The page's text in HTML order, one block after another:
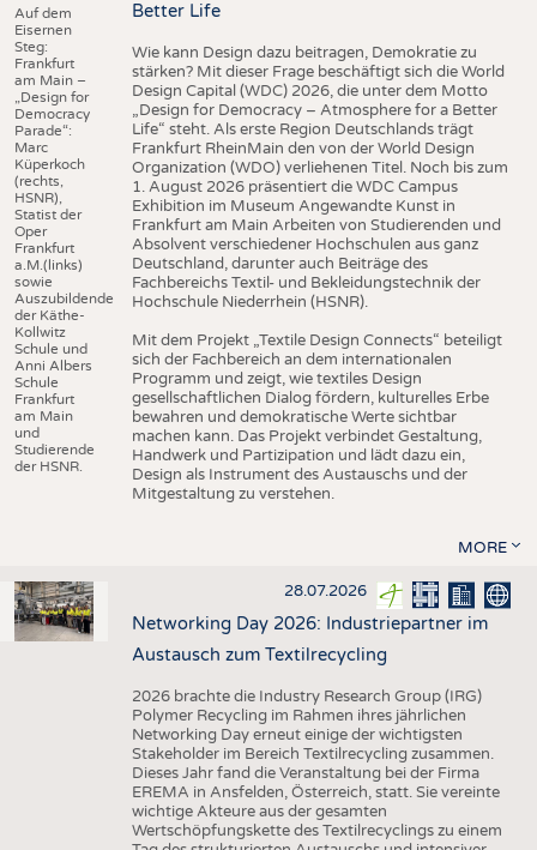
Auf dem
Eisernen
Steg:
Frankfurt
am Main –
„Design for
Democracy
Parade“:
Marc
Küperkoch
(rechts,
HSNR),
Statist der
Oper
Frankfurt
a.M.(links)
sowie
Auszubildende
der Käthe-
Kollwitz
Schule und
Anni Albers
Schule
Frankfurt
am Main
und
Studierende
der HSNR.
Better Life
Wie kann Design dazu beitragen, Demokratie zu
stärken? Mit dieser Frage beschäftigt sich die World
Design Capital (WDC) 2026, die unter dem Motto
„Design for Democracy – Atmosphere for a Better
Life“ steht. Als erste Region Deutschlands trägt
Frankfurt RheinMain den von der World Design
Organization (WDO) verliehenen Titel. Noch bis zum
1. August 2026 präsentiert die WDC Campus
Exhibition im Museum Angewandte Kunst in
Frankfurt am Main Arbeiten von Studierenden und
Absolvent verschiedener Hochschulen aus ganz
Deutschland, darunter auch Beiträge des
Fachbereichs Textil- und Bekleidungstechnik der
Hochschule Niederrhein (HSNR).
Mit dem Projekt „Textile Design Connects“ beteiligt
sich der Fachbereich an dem internationalen
Programm und zeigt, wie textiles Design
gesellschaftlichen Dialog fördern, kulturelles Erbe
bewahren und demokratische Werte sichtbar
machen kann. Das Projekt verbindet Gestaltung,
Handwerk und Partizipation und lädt dazu ein,
Design als Instrument des Austauschs und der
Mitgestaltung zu verstehen.
MORE
28.07.2026
Networking Day 2026: Industriepartner im
Austausch zum Textilrecycling
2026 brachte die Industry Research Group (IRG)
Polymer Recycling im Rahmen ihres jährlichen
Networking Day erneut einige der wichtigsten
Stakeholder im Bereich Textilrecycling zusammen.
Dieses Jahr fand die Veranstaltung bei der Firma
EREMA in Ansfelden, Österreich, statt. Sie vereinte
wichtige Akteure aus der gesamten
Wertschöpfungskette des Textilrecyclings zu einem